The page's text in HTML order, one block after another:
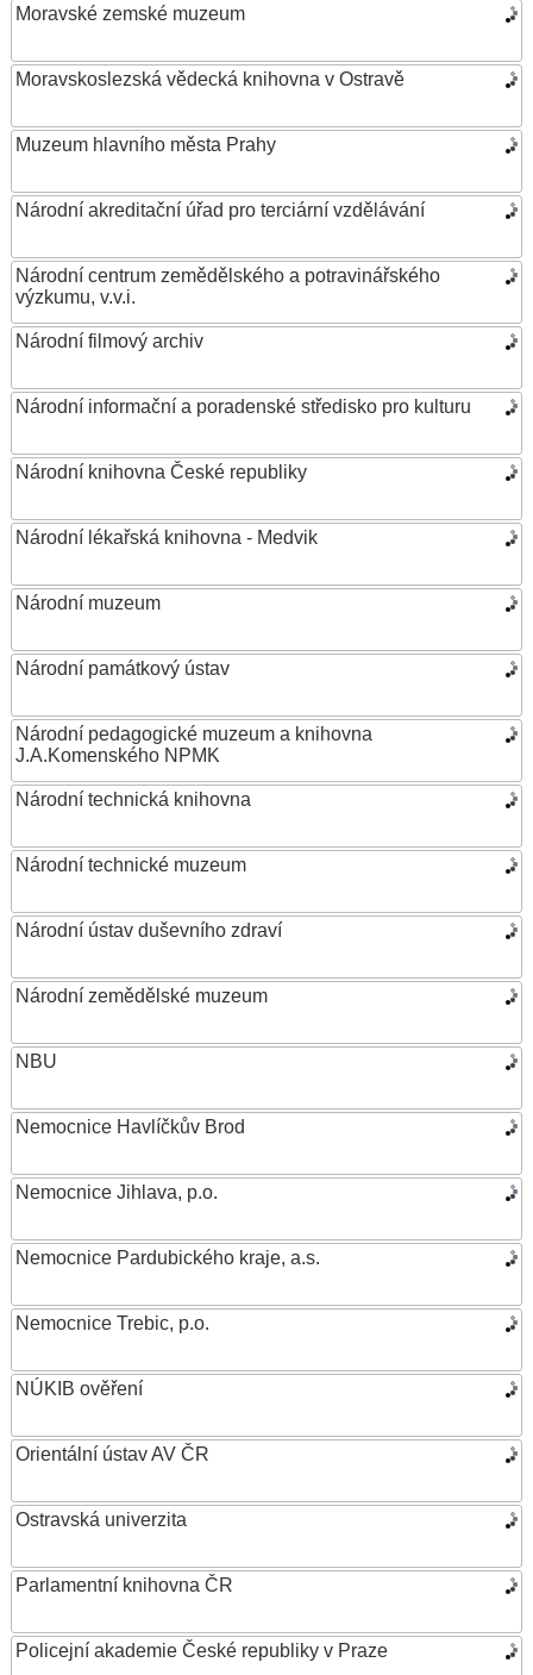
Moravské zemské muzeum
Moravskoslezská vědecká knihovna v Ostravě
Muzeum hlavního města Prahy
Národní akreditační úřad pro terciární vzdělávání
Národní centrum zemědělského a potravinářského
výzkumu, v.v.i.
Národní filmový archiv
Národní informační a poradenské středisko pro kulturu
Národní knihovna České republiky
Národní lékařská knihovna - Medvik
Národní muzeum
Národní památkový ústav
Národní pedagogické muzeum a knihovna
J.A.Komenského NPMK
Národní technická knihovna
Národní technické muzeum
Národní ústav duševního zdraví
Národní zemědělské muzeum
NBU
Nemocnice Havlíčkův Brod
Nemocnice Jihlava, p.o.
Nemocnice Pardubického kraje, a.s.
Nemocnice Trebic, p.o.
NÚKIB ověření
Orientální ústav AV ČR
Ostravská univerzita
Parlamentní knihovna ČR
Policejní akademie České republiky v Praze